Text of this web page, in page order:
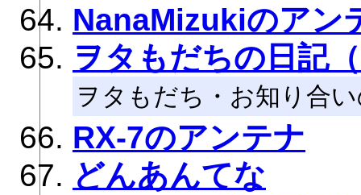
NanaMizukiのアン
ヲタもだちの日記
ヲタもだち・お知り合
RX-7のアンテナ
どんあんてな